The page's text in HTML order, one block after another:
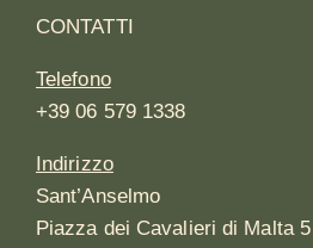
CONTATTI
Telefono
+39 06 579 1338
Indirizzo
Sant’Anselmo
Piazza dei Cavalieri di Malta 5